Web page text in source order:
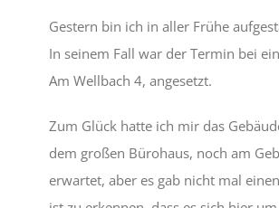
Gestern bin ich in aller Frühe
In seinem Fall war der Termin bei
Am Wellbach 4, angesetzt.
Zum Glück hatte ich mir das
dem großen Bürohaus, noch am
erwartet, aber es gab nicht mal